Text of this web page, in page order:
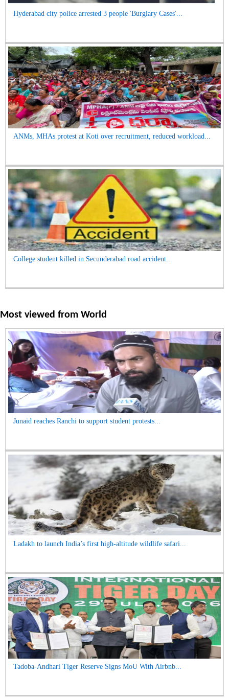
Hyderabad city police arrested 3 people 'Burglary Cases'...
ANMs, MHAs protest at Koti over recruitment, reduced workload...
College student killed in Secunderabad road accident...
Most viewed from World
Junaid reaches Ranchi to support student protests...
Ladakh to launch India’s first high-altitude wildlife safari...
Tadoba-Andhari Tiger Reserve Signs MoU With Airbnb...